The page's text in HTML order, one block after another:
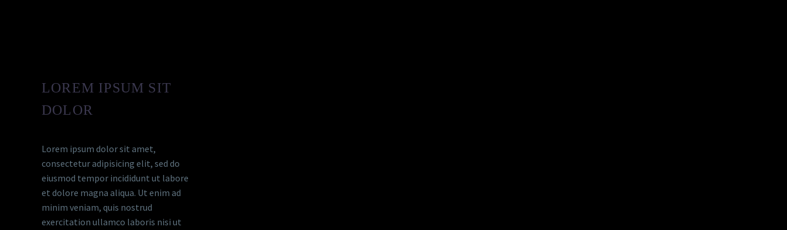
LOREM IPSUM SIT
DOLOR
Lorem ipsum dolor sit amet,
consectetur adipisicing elit, sed do
eiusmod tempor incididunt ut labore
et dolore magna aliqua. Ut enim ad
minim veniam, quis nostrud
exercitation ullamco laboris nisi ut